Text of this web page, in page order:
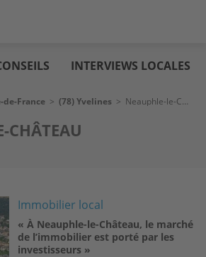
INTERVIEWS LOCALES
de-France > (78) Yvelines > Neauphle-le-Château
CHÂTEAU
Immobilier local
« À Neauphle-le-Château, le marché
de l’immobilier est porté par les
investisseurs »